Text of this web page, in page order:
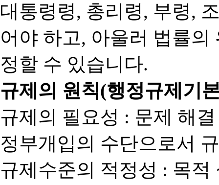
대통령령, 총리령, 부령,
어야 하고, 아울러 법률
정할 수 있습니다.
규제의 원칙(행정규제기
규제의 필요성 : 문제 해
정부개입의 수단으로서
규제수준의 적정성 : 목